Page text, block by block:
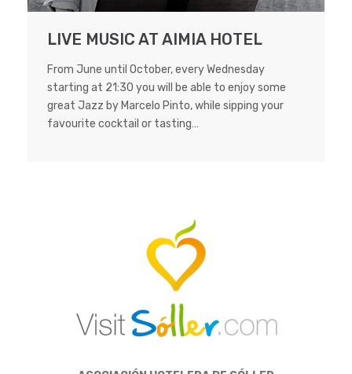
LIVE MUSIC AT AIMIA HOTEL
From June until October, every Wednesday
starting at 21:30 you will be able to enjoy some
great Jazz by Marcelo Pinto, while sipping your
favourite cocktail or tasting…